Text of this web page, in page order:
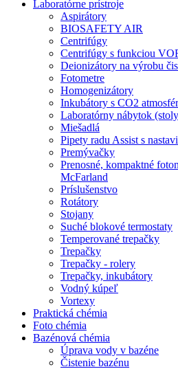
Laboratórne prístroje
Aspirátory
BIOSAFETY AIR
Centrifúgy
Centrifúgy s funkciou
Deionizátory na výrobu
Fotometre
Homogenizátory
Inkubátory s CO2
Laboratórny nábytok
Miešadlá
Pipety radu Assist s
Premývačky
Prenosné, kompaktné
McFarland
Príslušenstvo
Rotátory
Stojany
Suché blokové termostaty
Temperované trepačky
Trepačky
Trepačky - rolery
Trepačky, inkubátory
Vodný kúpeľ
Vortexy
Praktická chémia
Foto chémia
Bazénová chémia
Úprava vody v bazéne
Čistenie bazénu